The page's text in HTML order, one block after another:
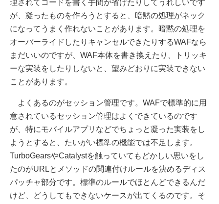
理されてコードを書く手間が省けたりしてうれしいです
が、凝ったものを作ろうとすると、暗黙の処理がネック
になってうまく作れないことがあります。暗黙の処理を
オーバーライドしたりキャンセルできたりするWAFなら
まだいいのですが、WAF本体を書き換えたり、トリッキ
ーな実装をしたりしないと、望みどおりに実装できない
ことがあります。
よくあるのがセッション管理です。WAFで標準的に用
意されているセッション管理はよくできているのです
が、特にモバイルアプリなどでちょっと凝った実装をし
ようとすると、たいがい標準の機能では不足します。
TurboGearsやCatalystを触っていてもどかしい思いをし
たのがURLとメソッドの関連付けルールを決めるディス
パッチャ部分です。標準のルールでほとんどできるんだ
けど、どうしてもできないケースが出てくるのです。そ